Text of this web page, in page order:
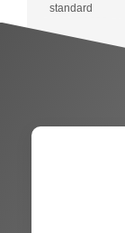
standard